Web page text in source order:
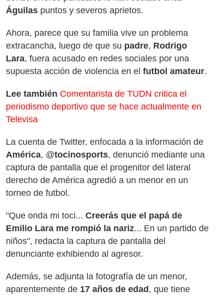
Águilas puntos y severos aprietos.
Ahora, parece que su familia vive un problema
extracancha, luego de que su padre, Rodrigo
Lara, fuera acusado en redes sociales por una
supuesta acción de violencia en el futbol amateur.
Lee también Comentarista de TUDN critica el
periodismo deportivo que se hace actualmente en
Televisa
La cuenta de Twitter, enfocada a la información de
América, @tocinosports, denunció mediante una
captura de pantalla que el progenitor del lateral
derecho de América agredió a un menor en un
torneo de futbol.
"Que onda mi toci... Creerás que el papá de
Emilio Lara me rompió la nariz... En un partido de
niños", redacta la captura de pantalla del
denunciante exhibiendo al agresor.
Además, se adjunta la fotografía de un menor,
aparentemente de 17 años de edad , que tiene